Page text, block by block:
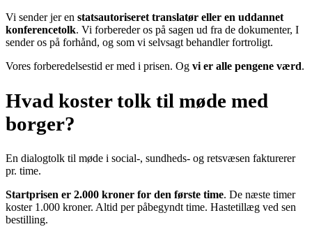
Vi sender jer en statsautoriseret translatør eller en uddannet
konferencetolk. Vi forbereder os på sagen ud fra de dokumenter, I
sender os på forhånd, og som vi selvsagt behandler fortroligt.
Vores forberedelsestid er med i prisen. Og vi er alle pengene værd.
Hvad koster tolk til møde med
borger?
En dialogtolk til møde i social-, sundheds- og retsvæsen fakturerer
pr. time.
Startprisen er 2.000 kroner for den første time. De næste timer
koster 1.000 kroner. Altid per påbegyndt time. Hastetillæg ved sen
bestilling.